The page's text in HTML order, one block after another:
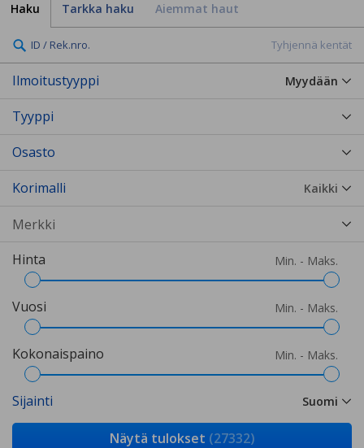
Haku Tarkka haku Aiemmat haut
Tyhjennä kentät
ID / Rek.nro.
Myydään
Ilmoitustyyppi
Tyyppi
Osasto
Kaikki
Korimalli
Min. - Maks.
Hinta
Min. - Maks.
Vuosi
Min. - Maks.
Kokonaispaino
Suomi
Sijainti
Näytä tulokset (27332)